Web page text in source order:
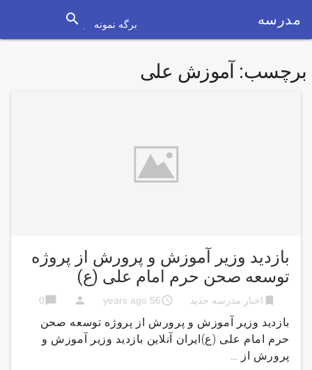
مدرسه برگه نمونه search
برچسب: آموزش علی
بازدید وزیر آموزش و پرورش از پروژه
توسعه صحن حرم امام علی (ع)
bookmark اخبار مدرسه جدید access_time
56 years ago
person
chat_bubble
0
بازدید وزیر آموزش و پرورش از پروژه توسعه صحن
حرم امام علی (ع)ایران آنلاین بازدید وزیر آموزش و
پرورش از …